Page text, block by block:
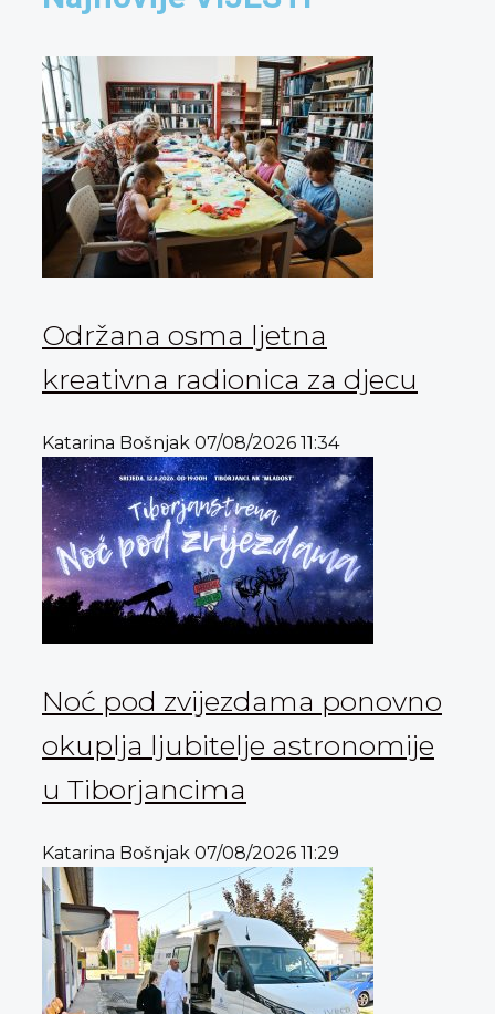
Održana osma ljetna
kreativna radionica za djecu
Katarina Bošnjak 07/08/2026 11:34
Noć pod zvijezdama ponovno
okuplja ljubitelje astronomije
u Tiborjancima
Katarina Bošnjak 07/08/2026 11:29